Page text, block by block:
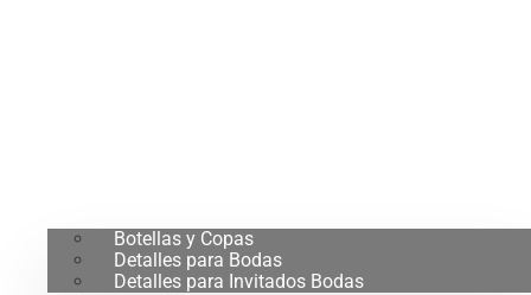
Botellas y Copas
Detalles para Bodas
Detalles para Invitados Bodas